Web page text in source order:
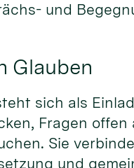
und
Glauben
sich als
Fragen
Sie
und